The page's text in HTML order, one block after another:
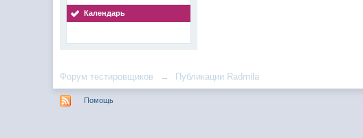
Календарь
Форум тестировщиков → Публикации Radmila
Помощь